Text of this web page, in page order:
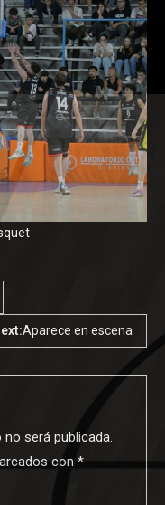
Aparece en escena
será publicada.
con *